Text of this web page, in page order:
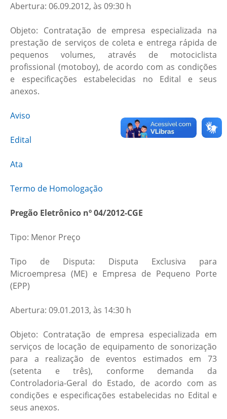
Abertura: 06.09.2012, às 09:30 h
Objeto: Contratação de empresa especializada na
prestação de serviços de coleta e entrega rápida de
pequenos volumes, através de motociclista
profissional (motoboy), de acordo com as condições
e especificações estabelecidas no Edital e seus
anexos.
Aviso
Edital
Ata
Termo de Homologação
Pregão Eletrônico nº 04/2012-CGE
Tipo: Menor Preço
Tipo de Disputa: Disputa Exclusiva para
Microempresa (ME) e Empresa de Pequeno Porte
(EPP)
Abertura: 09.01.2013, às 14:30 h
Objeto: Contratação de empresa especializada em
serviços de locação de equipamento de sonorização
para a realização de eventos estimados em 73
(setenta e três), conforme demanda da
Controladoria-Geral do Estado, de acordo com as
condições e especificações estabelecidas no Edital e
seus anexos.